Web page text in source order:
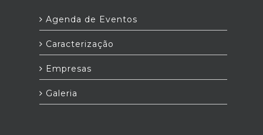
Agenda de Eventos
Caracterização
Empresas
Galeria